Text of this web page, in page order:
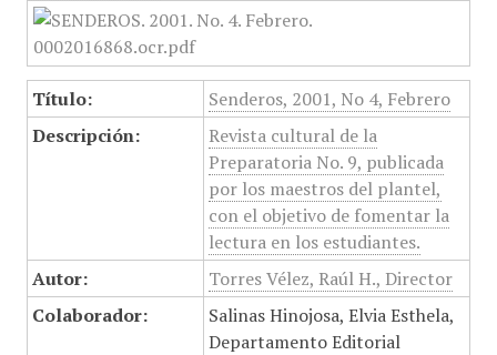
Título:
Senderos, 2001, No 4, Febrero
Descripción:
Revista cultural de la
Preparatoria No. 9, publicada
por los maestros del plantel,
con el objetivo de fomentar la
lectura en los estudiantes.
Autor:
Torres Vélez, Raúl H., Director
Colaborador:
Salinas Hinojosa, Elvia Esthela,
Departamento Editorial